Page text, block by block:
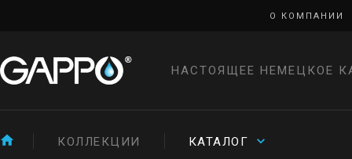
О КОМПАНИИ
НАСТОЯЩЕЕ НЕМЕЦКОЕ
КОЛЛЕКЦИИ КАТАЛОГ